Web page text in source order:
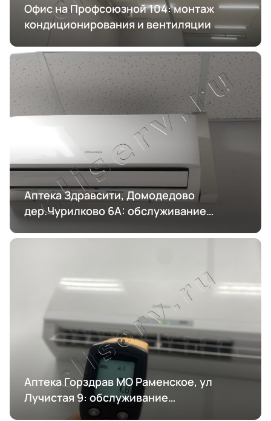
Офис на Профсоюзной 104: монтаж
кондиционирования и вентиляции
Аптека Здравсити, Домодедово
дер.Чурилково 6А: обслуживание
Аптека Горздрав МО Раменское, ул
Лучистая 9: обслуживание
кондиционирования